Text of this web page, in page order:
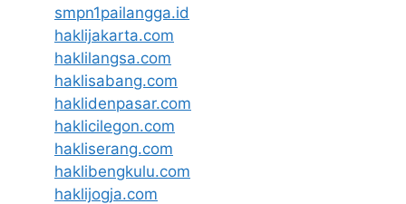
smpn1pailangga.id
haklijakarta.com
haklilangsa.com
haklisabang.com
haklidenpasar.com
haklicilegon.com
hakliserang.com
haklibengkulu.com
haklijogja.com